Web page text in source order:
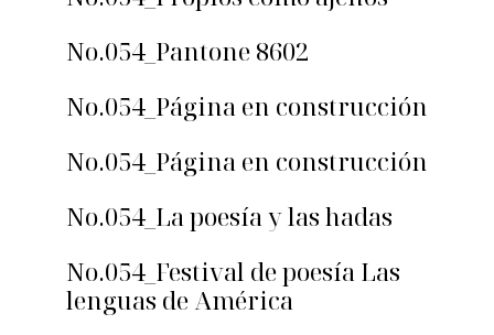
No.054_Pantone 8602
No.054_Página en construcción
No.054_Página en construcción
No.054_La poesía y las hadas
No.054_Festival de poesía Las
lenguas de América